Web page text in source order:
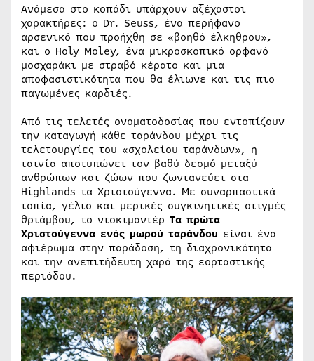
Ανάμεσα στο κοπάδι υπάρχουν αξέχαστοι
χαρακτήρες: ο Dr. Seuss, ένα περήφανο
αρσενικό που προήχθη σε «βοηθό έλκηθρου»,
και ο Holy Moley, ένα μικροσκοπικό ορφανό
μοσχαράκι με στραβό κέρατο και μια
αποφασιστικότητα που θα έλιωνε και τις πιο
παγωμένες καρδιές.
Από τις τελετές ονοματοδοσίας που εντοπίζουν
την καταγωγή κάθε ταράνδου μέχρι τις
τελετουργίες του «σχολείου ταράνδων», η
ταινία αποτυπώνει τον βαθύ δεσμό μεταξύ
ανθρώπων και ζώων που ζωντανεύει στα
Highlands τα Χριστούγεννα. Με συναρπαστικά
τοπία, γέλιο και μερικές συγκινητικές στιγμές
θριάμβου, το ντοκιμαντέρ Τα πρώτα
Χριστούγεννα ενός μωρού ταράνδου είναι ένα
αφιέρωμα στην παράδοση, τη διαχρονικότητα
και την ανεπιτήδευτη χαρά της εορταστικής
περιόδου.